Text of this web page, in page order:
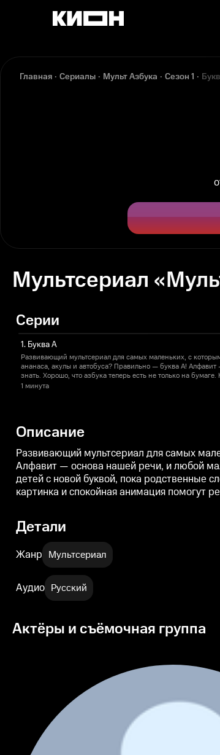
Главная Сериалы Мульт Азбука Сезон 1
Мультсериал
Серии
1. Буква А
Развивающий мультсериал для самых маленьких, с
ананаса, акулы и автобуса? Правильно — буква А!
знать. Хорошо, что азбука теперь есть не только на
новой буквой, пока родственные слова оживают на экране.
1 минута
Описание
Развивающий мультсериал для самых
Алфавит — основа нашей речи, и любой
детей с новой буквой, пока родственные
картинка и спокойная анимация помогут
Детали
Жанр Мультсериал
Аудио Русский
Актёры и съёмочная группа